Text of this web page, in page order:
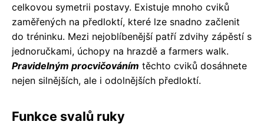
celkovou symetrii postavy. Existuje mnoho cviků
zaměřených na předloktí, které lze snadno začlenit
do tréninku. Mezi nejoblíbenější patří zdvihy zápěstí s
jednoručkami, úchopy na hrazdě a farmers walk.
Pravidelným procvičováním těchto cviků dosáhnete
nejen silnějších, ale i odolnějších předloktí.
Funkce svalů ruky